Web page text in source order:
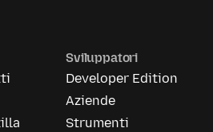
Sviluppatori
Developer Edition
Aziende
Strumenti